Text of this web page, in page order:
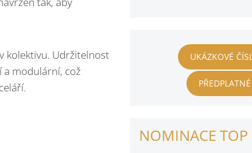
kolektivu. Udržitelnost
modulární, což
UKÁZKOVÉ
PŘEDPLATNÉ
NOMINACE TOP